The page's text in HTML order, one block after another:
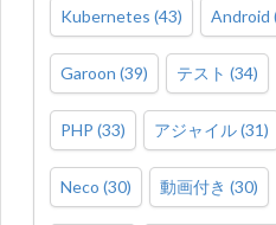
Kubernetes (43) Android
Garoon (39) テスト (34)
PHP (33) アジャイル(31)
Neco (30) 動画付き (30)